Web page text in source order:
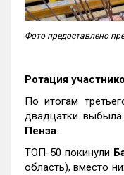
Фото предоставлено
Ротация
По итогам
двадцатки выбыла
Пенза.
ТОП-50 покинули
область), вместо